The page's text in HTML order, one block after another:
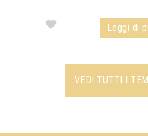
Leggi di
VEDI TUTTI I